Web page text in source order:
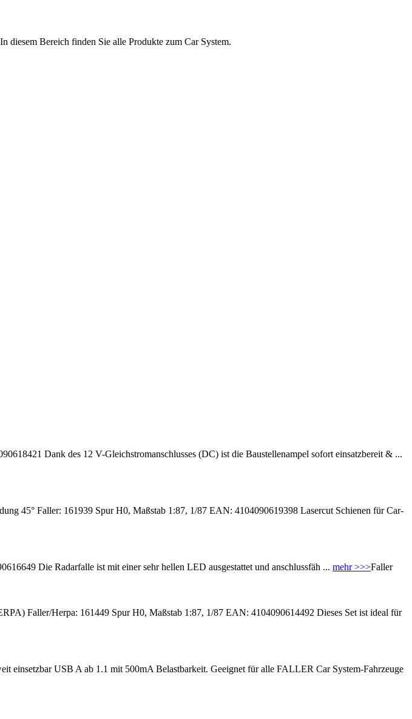
diesem Bereich finden Sie alle Produkte zum Car System.
Dank des 12 V-Gleichstromanschlusses (DC) ist die Baustellenampel sofort einsatzbereit & ...
45° Faller: 161939 Spur H0, Maßstab 1:87, 1/87 EAN: 4104090619398 Lasercut Schienen für Car-
Die Radarfalle ist mit einer sehr hellen LED ausgestattet und anschlussfäh ... mehr >>>Faller
Faller/Herpa: 161449 Spur H0, Maßstab 1:87, 1/87 EAN: 4104090614492 Dieses Set ist ideal für
einsetzbar USB A ab 1.1 mit 500mA Belastbarkeit. Geeignet für alle FALLER Car System-Fahrzeuge